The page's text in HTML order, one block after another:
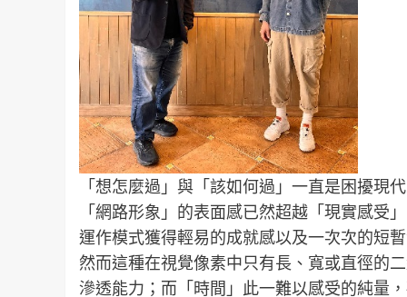
「想怎麼過」與「該如何過」一直是困擾現
「網路形象」的表面感已然超越「現實感受
運作模式獲得輕易的成就感以及一次次的短
然而這種在視覺像素中只有長、寬或直徑的
滲透能力；而「時間」此一難以感受的純量